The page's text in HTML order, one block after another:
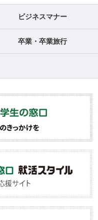
ビジネスマナー
卒業・卒業旅行